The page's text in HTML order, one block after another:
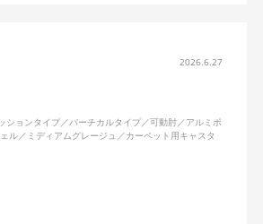
2026.6.27
ションタイプ／バーチカルタイプ／可動肘／アルミポ
ル／ミディアムグレージュ／カーペット用キャスタ